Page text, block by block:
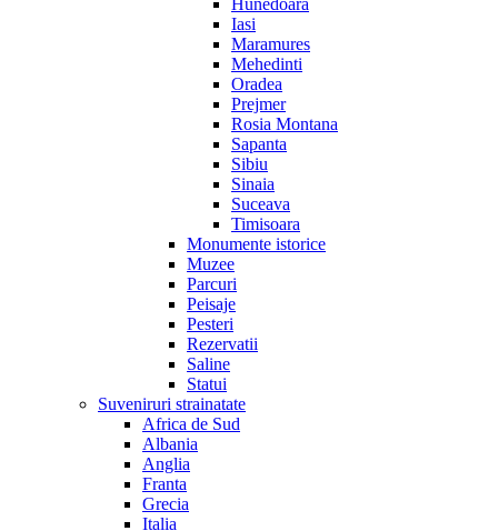
Hunedoara
Iasi
Maramures
Mehedinti
Oradea
Prejmer
Rosia Montana
Sapanta
Sibiu
Sinaia
Suceava
Timisoara
Monumente istorice
Muzee
Parcuri
Peisaje
Pesteri
Rezervatii
Saline
Statui
Suveniruri strainatate
Africa de Sud
Albania
Anglia
Franta
Grecia
Italia